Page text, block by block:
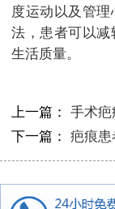
度运动以及管
法，患者可以
生活质量。
上一篇： 手术
下一篇： 疤痕患